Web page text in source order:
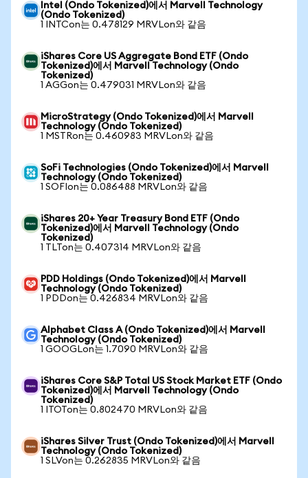
Intel (Ondo Tokenized)에서 Marvell Technology
(Ondo Tokenized)
1 INTCon는 0.478129 MRVLon와 같음
iShares Core US Aggregate Bond ETF (Ondo
Tokenized)에서 Marvell Technology (Ondo
Tokenized)
1 AGGon는 0.479031 MRVLon와 같음
MicroStrategy (Ondo Tokenized)에서 Marvell
Technology (Ondo Tokenized)
1 MSTRon는 0.460983 MRVLon와 같음
SoFi Technologies (Ondo Tokenized)에서 Marvell
Technology (Ondo Tokenized)
1 SOFIon는 0.086488 MRVLon와 같음
iShares 20+ Year Treasury Bond ETF (Ondo
Tokenized)에서 Marvell Technology (Ondo
Tokenized)
1 TLTon는 0.407314 MRVLon와 같음
PDD Holdings (Ondo Tokenized)에서 Marvell
Technology (Ondo Tokenized)
1 PDDon는 0.426834 MRVLon와 같음
Alphabet Class A (Ondo Tokenized)에서 Marvell
Technology (Ondo Tokenized)
1 GOOGLon는 1.7090 MRVLon와 같음
iShares Core S&P Total US Stock Market ETF (Ondo
Tokenized)에서 Marvell Technology (Ondo
Tokenized)
1 ITOTon는 0.802470 MRVLon와 같음
iShares Silver Trust (Ondo Tokenized)에서 Marvell
Technology (Ondo Tokenized)
1 SLVon는 0.262835 MRVLon와 같음